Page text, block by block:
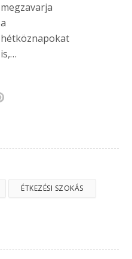
megzavarja
a
hétköznapokat
is,…
ÉTKEZÉSI SZOKÁS